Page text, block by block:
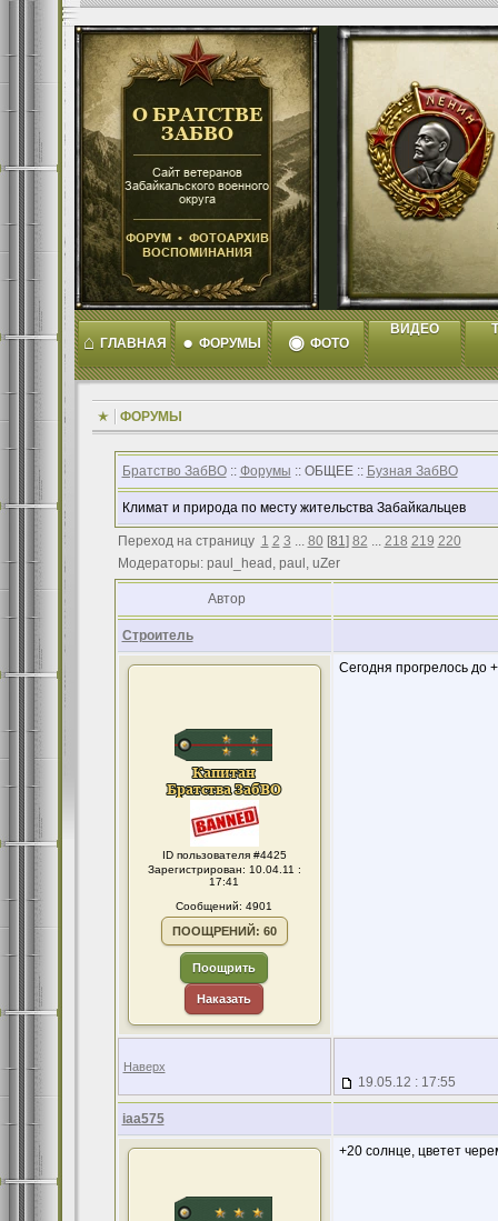
⌂ ГЛАВНАЯ ● ФОРУМЫ ◉ ФОТО
ВИДЕО
ФОРУМЫ
Братство ЗабВО:: Форумы :: ОБЩЕЕ :: Бузная ЗабВО
Климат и природа по месту жительства Забайкальцев
Переход на страницу 1 2 3 ... 80 [81] 82 ... 218 219 220
Модераторы: paul_head, paul, uZer
Автор
Строитель
ID пользователя #4425
Зарегистрирован: 10.04.11 :
17:41
Сообщений: 4901
ПООЩРЕНИЙ: 60
Поощрить
Наказать
Сегодня прогрелось до
Наверх
19.05.12 : 17:55
iaa575
+20 солнце, цветет